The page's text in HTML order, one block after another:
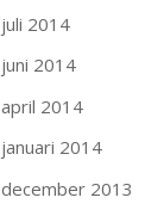
juli 2014
juni 2014
april 2014
januari 2014
december 2013